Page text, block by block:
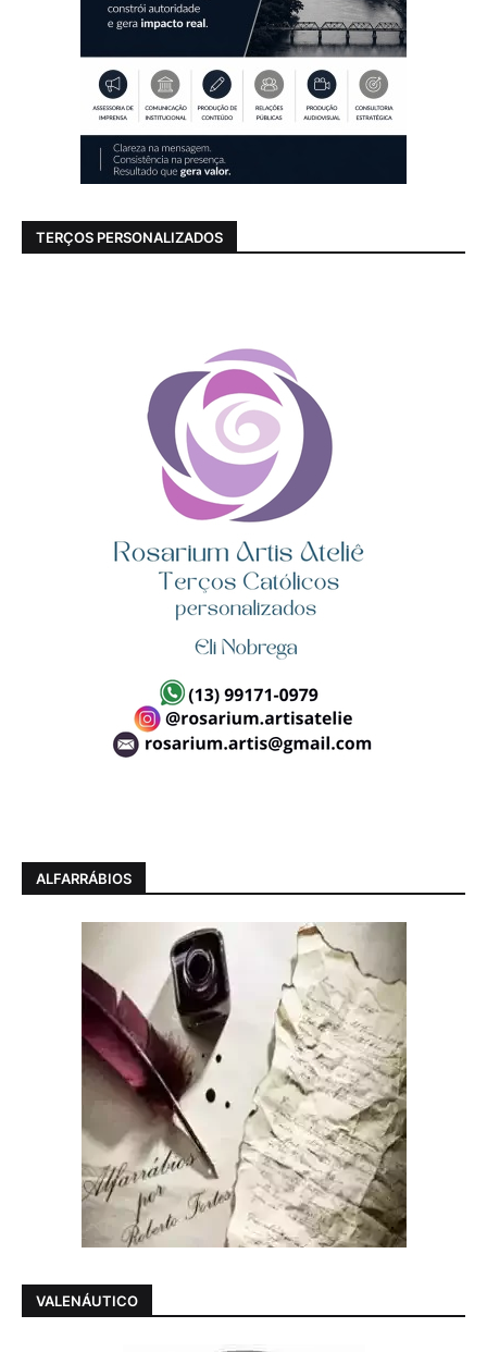
TERÇOS PERSONALIZADOS
ALFARRÁBIOS
VALENÁUTICO